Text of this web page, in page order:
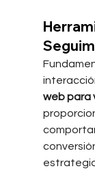
web para